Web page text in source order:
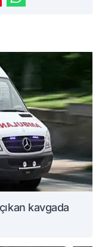
kavgada